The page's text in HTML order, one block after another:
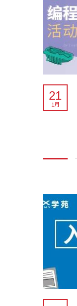
21
1月